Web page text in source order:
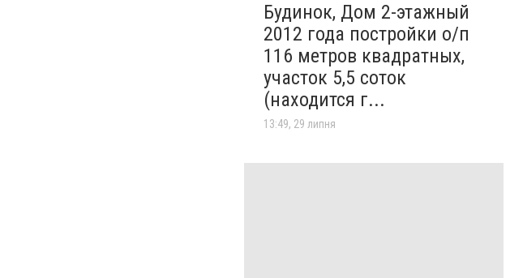
Будинок, Дом 2-этажный
2012 года постройки о/п
116 метров квадратных,
участок 5,5 соток
(находится г...
13:49, 29 липня